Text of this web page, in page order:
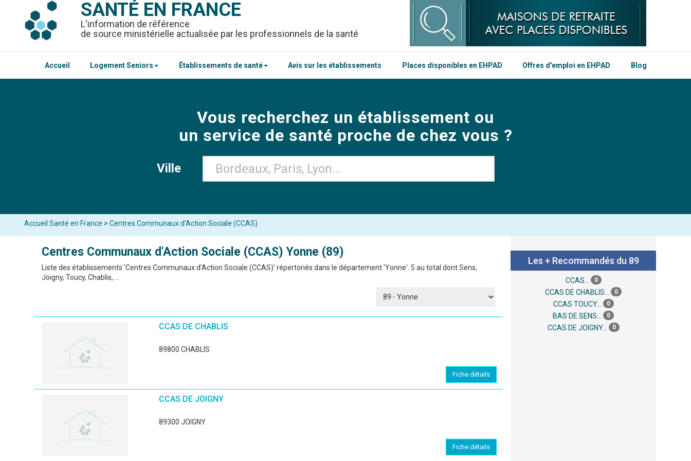
SANTÉ EN FRANCE
L'information de référence
de source ministérielle actualisée par les professionnels de la santé
Accueil Logement Seniors Établissements de santé Avis sur les établissements Places disponibles en EHPAD Offres d'emploi en EHPAD Blog
Vous recherchez un établissement ou
un service de santé proche de chez vous ?
Ville
Accueil Santé en France > Centres Communaux d'Action Sociale (CCAS)
Centres Communaux d'Action Sociale (CCAS) Yonne (89)
Liste des établissements 'Centres Communaux d'Action Sociale (CCAS)' répertoriés dans le département 'Yonne'. 5 au total dont Sens,
Joigny, Toucy, Chablis, ...
CCAS DE CHABLIS
89800 CHABLIS
Fiche détails
CCAS DE JOIGNY
89300 JOIGNY
Fiche détails
Les + Recommandés du 89
CCAS... 0
CCAS DE CHABLIS... 0
CCAS TOUCY... 0
BAS DE SENS... 0
CCAS DE JOIGNY... 0